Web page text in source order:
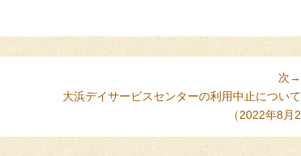
次→
大浜デイサービスセンターの利用中止について
（2022年8月2